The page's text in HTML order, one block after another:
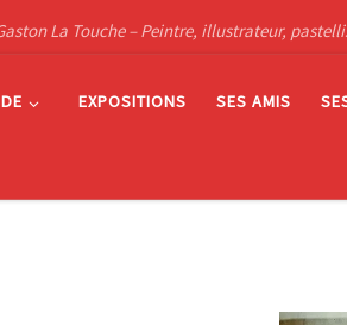
La Touche – Peintre, illustrateur,
EXPOSITIONS SES AMIS